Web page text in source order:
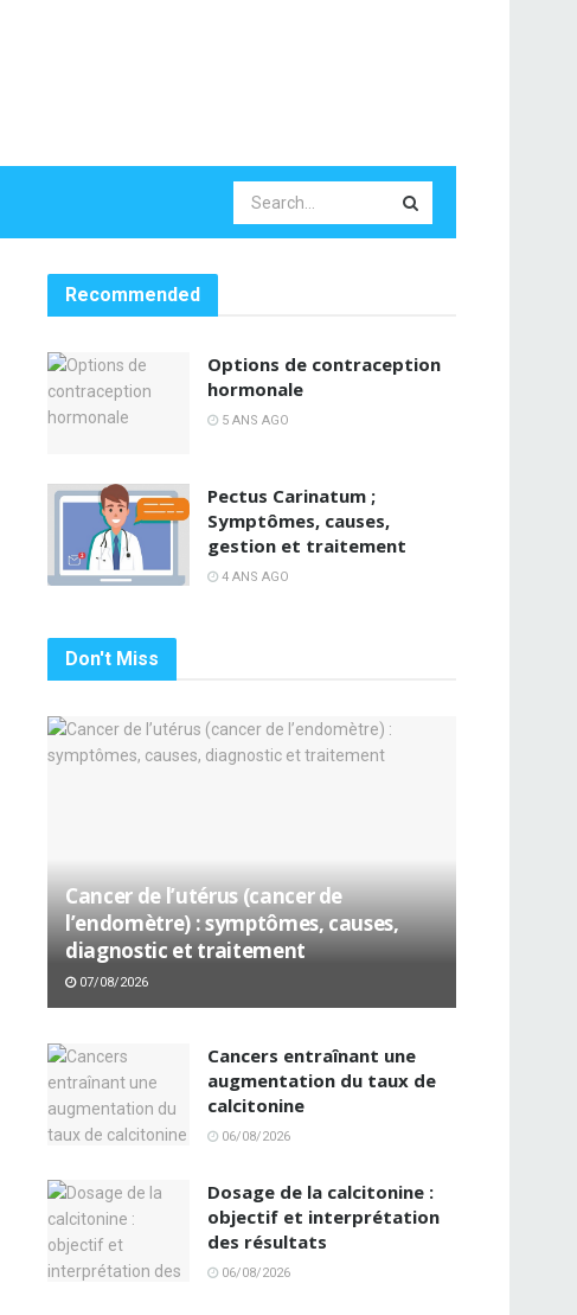
Recommended
Options de contraception
hormonale
5 ANS AGO
Pectus Carinatum ;
Symptômes, causes,
gestion et traitement
4 ANS AGO
Don't Miss
Cancer de l’utérus (cancer de
l’endomètre) : symptômes, causes,
diagnostic et traitement
07/08/2026
Cancers entraînant une
augmentation du taux de
calcitonine
06/08/2026
Dosage de la calcitonine :
objectif et interprétation
des résultats
06/08/2026